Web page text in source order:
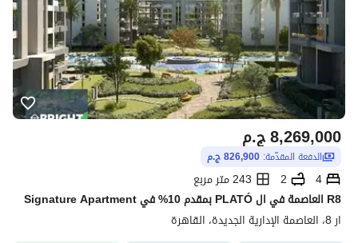
ج.م8,269,000
الدفعة المقدّمة: 826,900 ج.م
4
2
243 متر مربع
Signature Apartment بمقدم 10% في PLATÓ العاصمة في ال R8
ار 8، العاصمة الإدارية الجديدة، القاهرة